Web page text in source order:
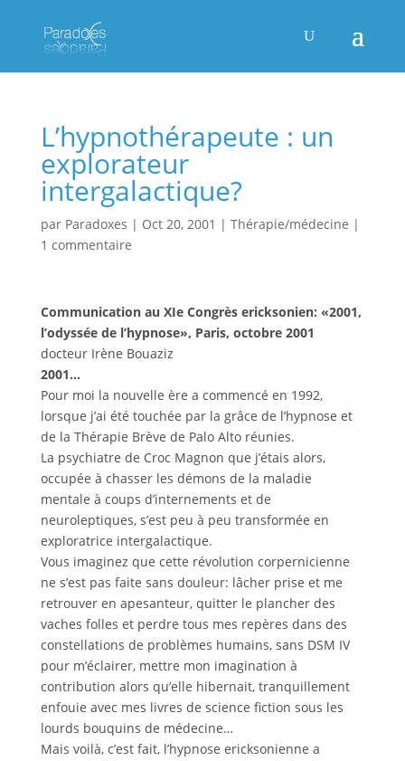
L’hypnothérapeute : un
explorateur
intergalactique?
par Paradoxes | Oct 20, 2001 | Thérapie/médecine |
1 commentaire
Communication au XIe Congrès ericksonien: «2001,
l’odyssée de l’hypnose», Paris, octobre 2001
docteur Irène Bouaziz
2001…
Pour moi la nouvelle ère a commencé en 1992,
lorsque j’ai été touchée par la grâce de l’hypnose et
de la Thérapie Brève de Palo Alto réunies.
La psychiatre de Croc Magnon que j’étais alors,
occupée à chasser les démons de la maladie
mentale à coups d’internements et de
neuroleptiques, s’est peu à peu transformée en
exploratrice intergalactique.
Vous imaginez que cette révolution corpernicienne
ne s’est pas faite sans douleur: lâcher prise et me
retrouver en apesanteur, quitter le plancher des
vaches folles et perdre tous mes repères dans des
constellations de problèmes humains, sans DSM IV
pour m’éclairer, mettre mon imagination à
contribution alors qu’elle hibernait, tranquillement
enfouie avec mes livres de science fiction sous les
lourds bouquins de médecine…
Mais voilà, c’est fait, l’hypnose ericksonienne a